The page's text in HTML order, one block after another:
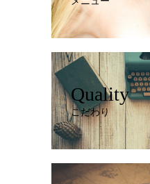
Quality
こだわり